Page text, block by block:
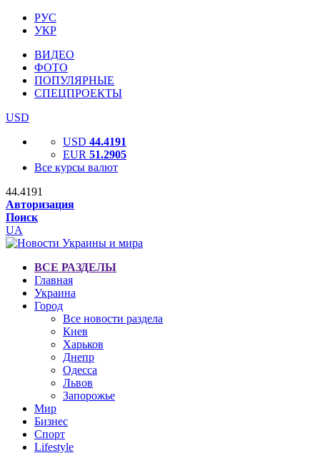
РУС
УКР
ВИДЕО
ФОТО
ПОПУЛЯРНЫЕ
СПЕЦПРОЕКТЫ
USD
USD 44.4191
EUR 51.2905
Все курсы валют
44.4191
Авторизация
Поиск
UA
ВСЕ РАЗДЕЛЫ
Главная
Украина
Город
Все новости раздела
Киев
Харьков
Днепр
Одесса
Львов
Запорожье
Мир
Бизнес
Спорт
Lifestyle